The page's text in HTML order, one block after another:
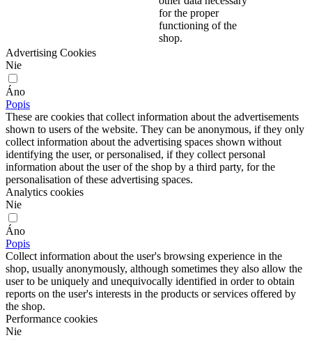
for the proper
functioning of the
shop.
Advertising Cookies
Nie
Áno
Popis
These are cookies that collect information about the advertisements
shown to users of the website. They can be anonymous, if they only
collect information about the advertising spaces shown without
identifying the user, or personalised, if they collect personal
information about the user of the shop by a third party, for the
personalisation of these advertising spaces.
Analytics cookies
Nie
Áno
Popis
Collect information about the user's browsing experience in the
shop, usually anonymously, although sometimes they also allow the
user to be uniquely and unequivocally identified in order to obtain
reports on the user's interests in the products or services offered by
the shop.
Performance cookies
Nie